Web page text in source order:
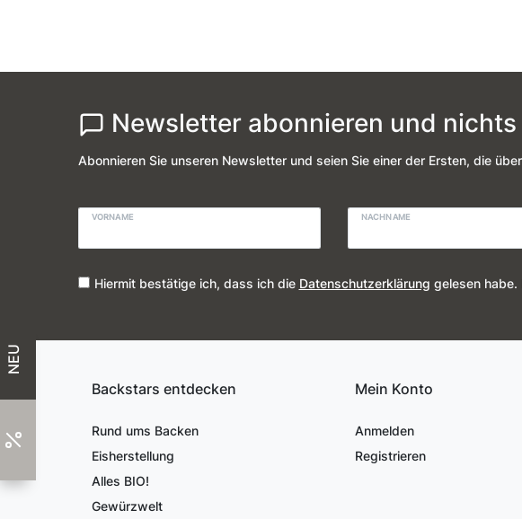
Newsletter abonnieren und nichts
Abonnieren Sie unseren Newsletter und seien Sie einer der Ersten, die
VORNAME NACHNAME
Hiermit bestätige ich, dass ich die Daten­schutz­erklärung gelesen
Backstars entdecken
Rund ums Backen
Eisherstellung
Alles BIO!
Gewürzwelt
Mein Konto
Anmelden
Registrieren
NEU